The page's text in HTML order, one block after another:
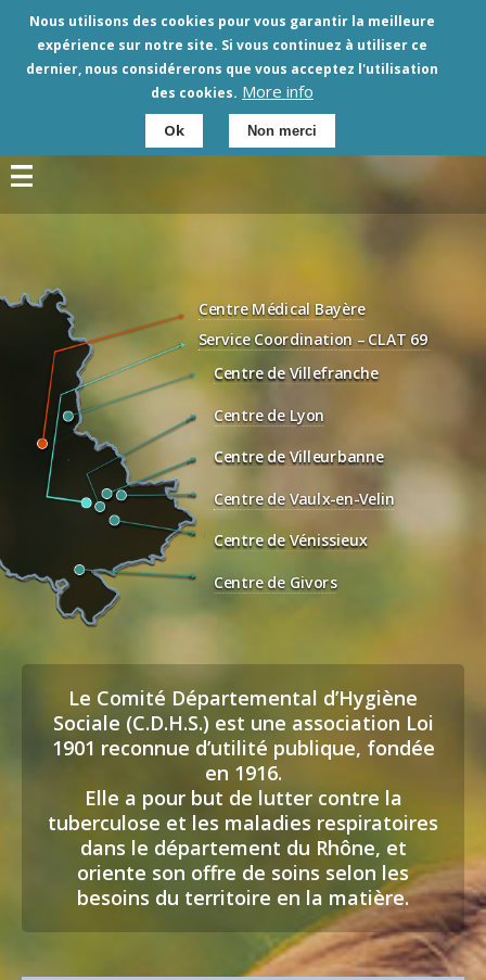
Nous utilisons des cookies pour vous garantir la meilleure
expérience sur notre site. Si vous continuez à utiliser ce
dernier, nous considérerons que vous acceptez l'utilisation
des cookies. More info
Ok Non merci
Aller
au
contenu
principal
Centre Médical Bayère
Service Coordination – CLAT 69
Centre de Villefranche
Centre de Villeurbanne
Centre de Lyon
Centre de Vaulx-en-Velin
Centre de Vénissieux
Centre de Givors
Le Comité Départemental d’Hygiène
Sociale (C.D.H.S.) est une association Loi
1901 reconnue d’utilité publique, fondée
en 1916.
Elle a pour but de lutter contre la
tuberculose et les maladies respiratoires
dans le département du Rhône, et
oriente son offre de soins selon les
besoins du territoire en la matière.